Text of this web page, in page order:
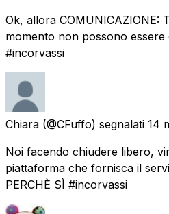
Ok, allora COMUNICAZIONE:
momento non possono
#incorvassi
Chiara (@CFuffo) segnalati 14
Noi facendo chiudere libero,
piattaforma che fornisca il
PERCHÈ SÌ #incorvassi